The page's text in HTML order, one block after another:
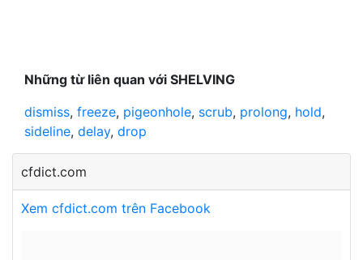
Những từ liên quan với SHELVING
dismiss, freeze, pigeonhole, scrub, prolong, hold,
sideline, delay, drop
cfdict.com
Xem cfdict.com trên Facebook